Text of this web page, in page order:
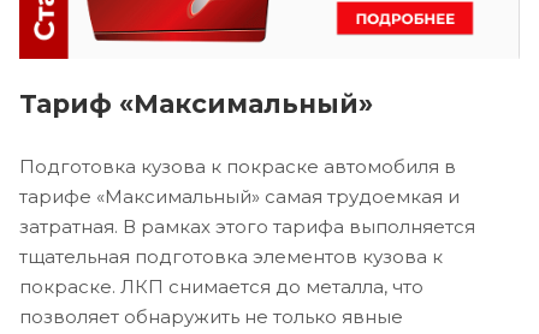
Тариф «Максимальный»
Подготовка кузова к покраске автомобиля в
тарифе «Максимальный» самая трудоемкая и
затратная. В рамках этого тарифа выполняется
тщательная подготовка элементов кузова к
покраске. ЛКП снимается до металла, что
позволяет обнаружить не только явные